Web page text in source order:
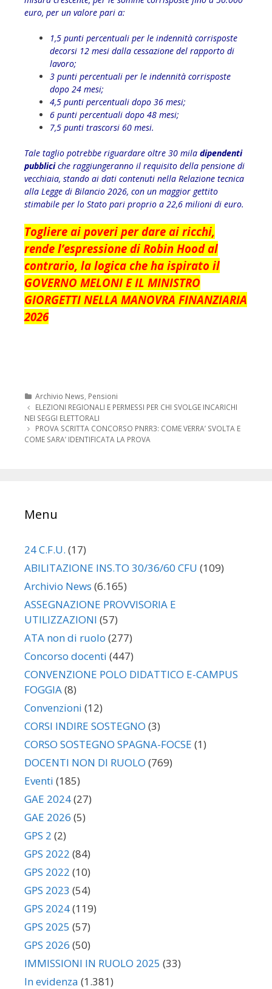
euro, per un valore pari a:
1,5 punti percentuali per le indennità corrisposte
decorsi 12 mesi dalla cessazione del rapporto di
lavoro;
3 punti percentuali per le indennità corrisposte
dopo 24 mesi;
4,5 punti percentuali dopo 36 mesi;
6 punti percentuali dopo 48 mesi;
7,5 punti trascorsi 60 mesi.
Tale taglio potrebbe riguardare oltre 30 mila dipendenti
pubbliciche raggiungeranno il requisito della pensione di
vecchiaia, stando ai dati contenuti nella Relazione tecnica
alla Legge di Bilancio 2026, con un maggior gettito
stimabile per lo Stato pari proprio a 22,6 milioni di euro.
Togliere ai poveri per dare ai ricchi,
rende l’espressione di Robin Hood al
contrario, la logica che ha ispirato il
GOVERNO MELONI E IL MINISTRO
GIORGETTI NELLA MANOVRA FINANZIARIA
2026
Categorie
Archivio News Pensioni
Navigazione
articolo
ELEZIONI REGIONALI E PERMESSI PER CHI SVOLGE INCARICHI
NEI SEGGI ELETTORALI
PROVA SCRITTA CONCORSO PNRR3: COME VERRA’ SVOLTA E
COME SARA’ IDENTIFICATA LA PROVA
Menu
24 C.F.U. (17)
ABILITAZIONE INS.TO 30/36/60 CFU (109)
Archivio News (6.165)
ASSEGNAZIONE PROVVISORIA E
UTILIZZAZIONI (57)
ATA non di ruolo (277)
Concorso docenti (447)
CONVENZIONE POLO DIDATTICO E-CAMPUS
FOGGIA(8)
Convenzioni (12)
CORSI INDIRE SOSTEGNO (3)
CORSO SOSTEGNO SPAGNA-FOCSE (1)
DOCENTI NON DI RUOLO (769)
Eventi (185)
GAE 2024(27)
GAE 2026 (5)
GPS 2 (2)
GPS 2022 (84)
GPS 2022 (10)
GPS 2023 (54)
GPS 2024(119)
GPS 2025 (57)
GPS 2026 (50)
IMMISSIONI IN RUOLO 2025 (33)
In evidenza (1.381)